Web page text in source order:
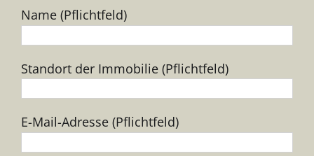
Name (Pflichtfeld)
Standort der Immobilie (Pflichtfeld)
E-Mail-Adresse (Pflichtfeld)